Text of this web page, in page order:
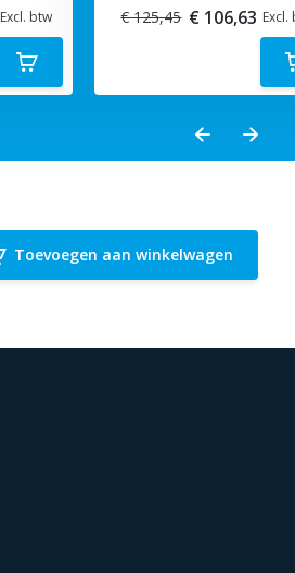
Excl. btw
€ 125,45 € 106,63 Excl.
Toevoegen aan winkelwagen